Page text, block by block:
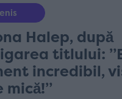
Halep, după
titlului:
incredibil,
mică!”